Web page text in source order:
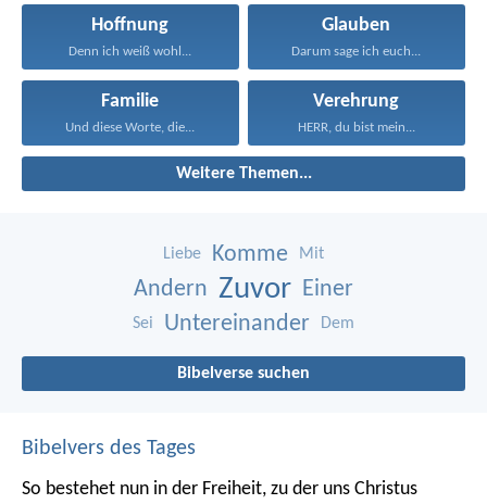
Hoffnung
Denn ich weiß wohl...
Glauben
Darum sage ich euch...
Familie
Und diese Worte, die...
Verehrung
HERR, du bist mein...
Weitere Themen...
Liebe Komme Mit
Andern Zuvor Einer
Sei Untereinander Dem
Bibelverse suchen
Bibelvers des Tages
So bestehet nun in der Freiheit, zu der uns Christus